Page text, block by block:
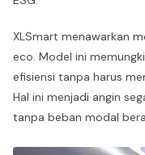
XLSmart menawarkan
eco. Model ini
efisiensi tanpa harus
Hal ini menjadi angin
tanpa beban modal